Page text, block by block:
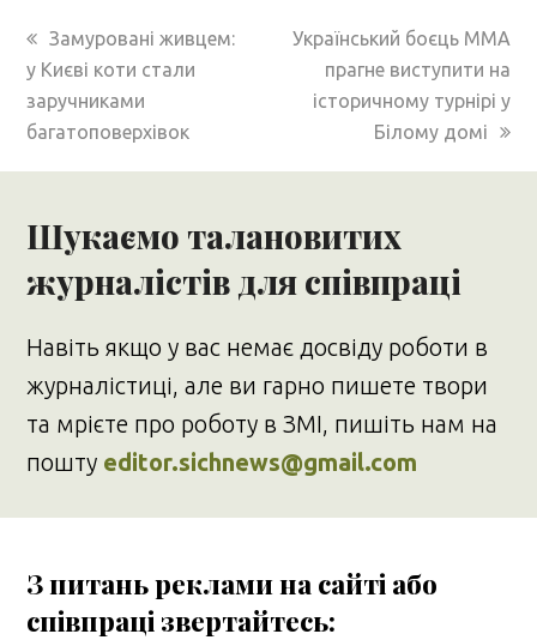
previous
post:
Замуровані живцем:
у Києві коти стали
заручниками
багатоповерхівок
next
post:
Український боєць MMA
прагне виступити на
історичному турнірі у
Білому домі
Шукаємо талановитих
журналістів для співпраці
Навіть якщо у вас немає досвіду роботи в
журналістиці, але ви гарно пишете твори
та мрієте про роботу в ЗМІ, пишіть нам на
пошту editor.sichnews@gmail.com
З питань реклами на сайті або
співпраці звертайтесь: